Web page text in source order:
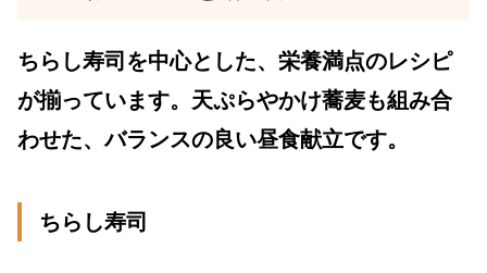
ちらし寿司を中心とした、栄養満点のレシピ
が揃っています。天ぷらやかけ蕎麦も組み合
わせた、バランスの良い昼食献立です。
ちらし寿司